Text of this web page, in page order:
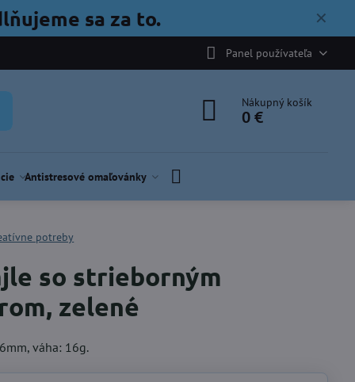
✕
sa za to.
Panel používateľa
Nákupný košík
0 €
Antistresové omaľovánky
potreby
so strieborným
zelené
váha: 16g.